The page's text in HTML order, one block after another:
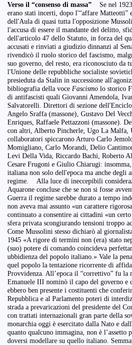
Verso il “consenso di massa” Se nel
erano stati incerti, dopo l'“affare Matteotti”
dell'Aula di quasi tutta l'opposizione
l'accusa di essere il mandante del delitto,
dell'articolo 47 dello Statuto, in forza del
accusati e rinviati a giudizio dinnanzi al
rivendicò il ruolo storico del fascismo,
suo governo, del resto, era riconosciuto da
l'Unione delle repubbliche socialiste
presieduta da Stalin in successione
bibliografia della voce Fascismo lo storico
di antifascisti quali Giovanni Amendola,
Salvatorelli. Direttori di sezione
Angelo Sraffa (massone), Gustavo Del
Enriques, Raffaele Pettazzoni (massone).
con altri, Alberto Pincherle, Ugo La Malfa,
collaboratori spiccarono Arturo Carlo
Momigliano, Carlo Morandi, Delio
Levi Della Vida, Riccardo Bachi, Roberto
Cesare Frugoni e Giulio Chiarugi:
italiana non solo dell'epoca ma anche degli
regime. Alla luce di ineccepibili
Aquarone concluse che se non si fosse
Guerra il regime sarebbe durato a tempo
non aveva mai assunto «un carattere
continuato a consentire ai cittadini «un
sfera privata scongiurando tensioni troppo
Come Mussolini stesso dichiarò al
1945 «A rigore di termini non (era) stato
(suo) potere di comando coincideva
ubbidienza del popolo italiano.» Vale la
quel popolo la tentazione ricorrente di
Provvidenza. All’epoca il “correttivo” fu la
Emanuele III nominò il capo del governo e
ebbero ben presente i costituenti che
Repubblica e al Parlamento poteri di
strada a prevaricazioni del presidente del
con trattati internazionali gran parte della
monarchia oggi è esercitato dalla Nato e
quanto qualcuno immagina, non è l’assetto
doversi modellare su quello italiano.